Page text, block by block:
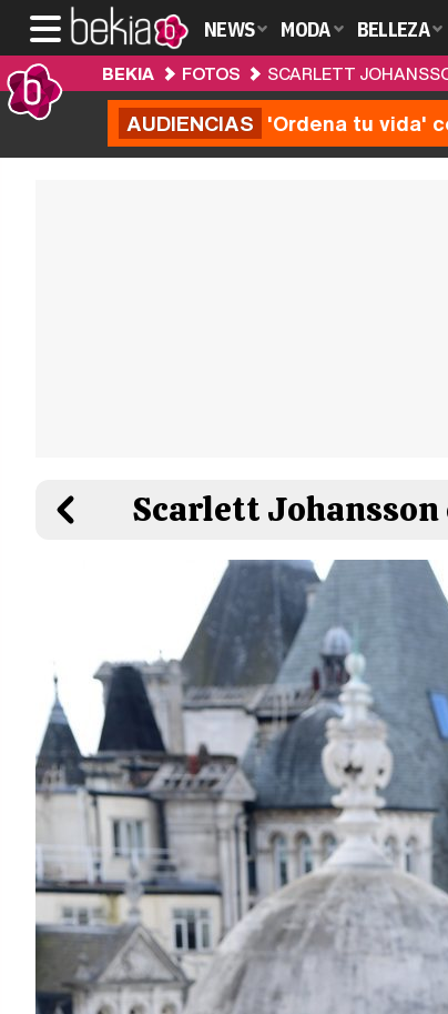
NEWS MODA BELLEZA
BEKIA FOTOS SCARLETT
AUDIENCIAS 'Ordena tu vida'
Scarlett Johansson